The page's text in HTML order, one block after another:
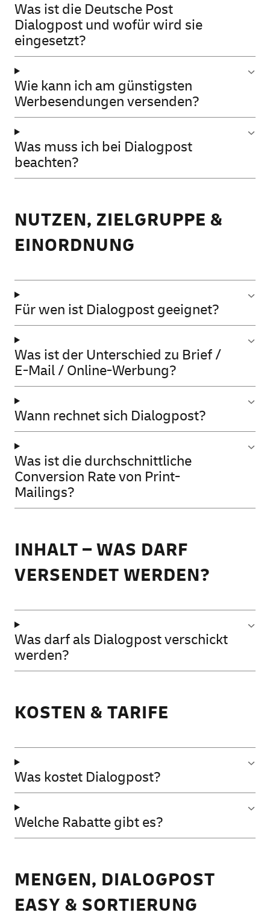
Was ist die Deutsche Post
Dialogpost und wofür wird sie
eingesetzt?
Wie kann ich am günstigsten
Werbesendungen versenden?
Was muss ich bei Dialogpost
beachten?
NUTZEN, ZIELGRUPPE &
EINORDNUNG
Für wen ist Dialogpost geeignet?
Was ist der Unterschied zu Brief /
E-Mail / Online-Werbung?
Wann rechnet sich Dialogpost?
Was ist die durchschnittliche
Conversion Rate von Print-
Mailings?
INHALT – WAS DARF
VERSENDET WERDEN?
Was darf als Dialogpost verschickt
werden?
KOSTEN & TARIFE
Was kostet Dialogpost?
Welche Rabatte gibt es?
MENGEN, DIALOGPOST
EASY & SORTIERUNG